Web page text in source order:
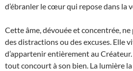
d’ébranler le cœur qui repose dans la
Cette âme, dévouée et concentrée,
des distractions ou des excuses. Elle
d’appartenir entièrement au
tout concourt à son bien. La lumière